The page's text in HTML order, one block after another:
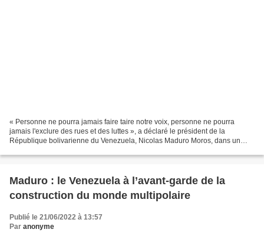
« Personne ne pourra jamais faire taire notre voix, personne ne pourra
jamais l'exclure des rues et des luttes », a déclaré le président de la
République bolivarienne du Venezuela, Nicolas Maduro Moros, dans un
Maduro : le Venezuela à l’avant-garde de la
construction du monde multipolaire
Publié le 21/06/2022 à 13:57
Par anonyme